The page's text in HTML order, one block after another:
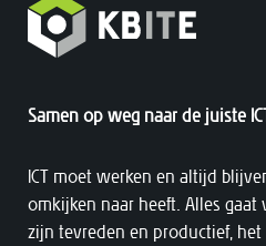
Samen op weg naar de juiste
ICT moet werken en altijd
omkijken naar heeft. Alles gaat
zijn tevreden en productief,